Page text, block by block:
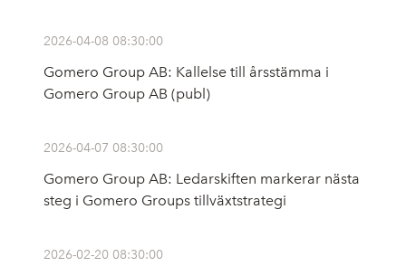
2026-04-08 08:30:00
Gomero Group AB: Kallelse till årsstämma i
Gomero Group AB (publ)
2026-04-07 08:30:00
Gomero Group AB: Ledarskiften markerar nästa
steg i Gomero Groups tillväxtstrategi
2026-02-20 08:30:00